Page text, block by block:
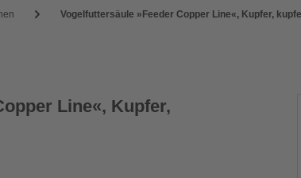
Vogelfuttersäule »Feeder Copper Line«, Kupfer,
Line«, Kupfer,